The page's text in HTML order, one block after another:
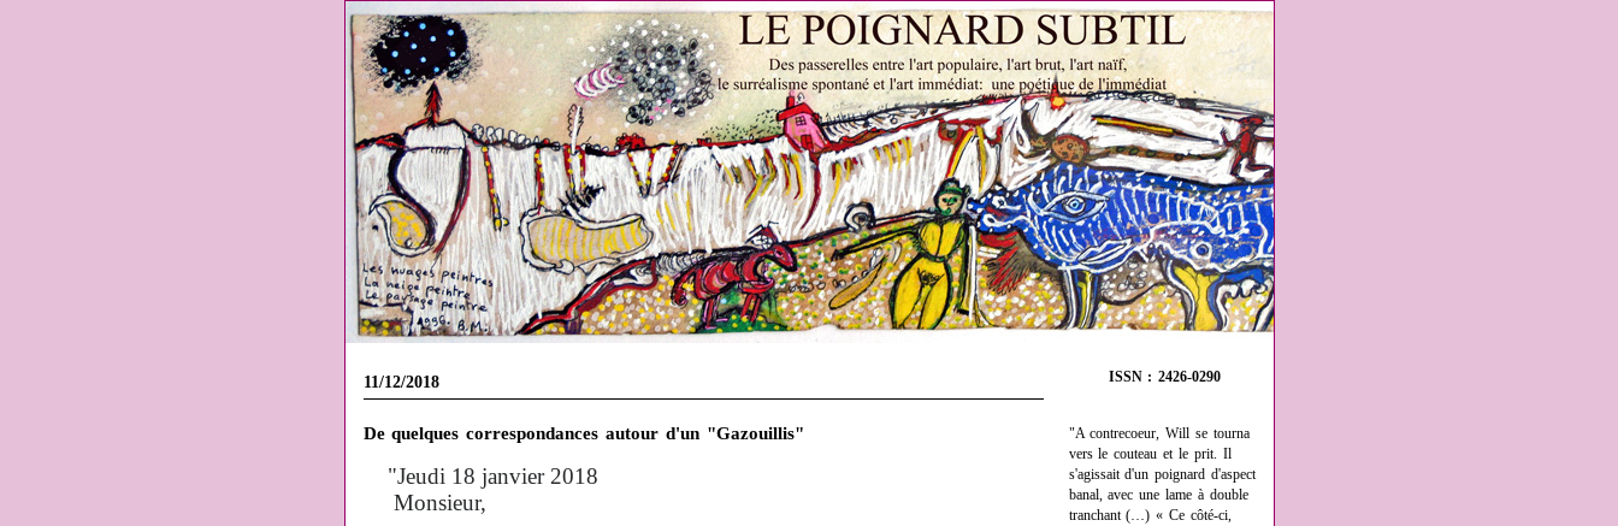
ISSN : 2426-0290
"A contrecoeur, Will se tourna
vers le couteau et le prit. Il
s'agissait d'un poignard d'aspect
banal, avec une lame à double
tranchant (…) « Ce côté-ci,
11/12/2018
De quelques correspondances autour d'un "Gazouillis"
"Jeudi 18 janvier 2018
Monsieur,